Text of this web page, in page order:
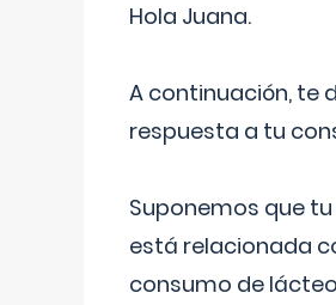
Hola Juana.
A continuación, te
respuesta a tu
Suponemos que
está relacionada
consumo de